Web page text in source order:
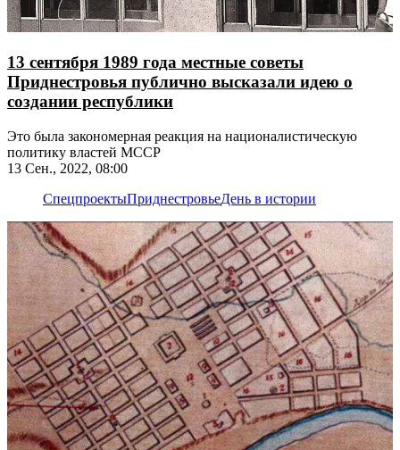
13 сентября 1989 года местные советы
Приднестровья публично высказали идею о
создании республики
Это была закономерная реакция на националистическую
политику властей МССР
13 Сен., 2022, 08:00
СпецпроектыПриднестровьеДень в истории